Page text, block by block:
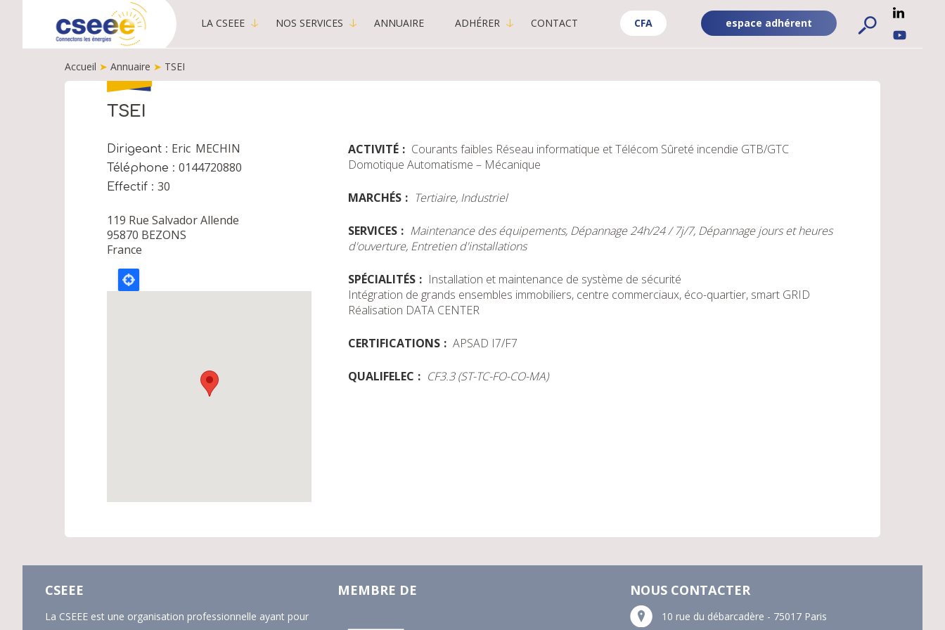
MENU
PUBLIC
LA CSEEE NOS SERVICES ANNUAIRE ADHÉRER CONTACT
ADHÉRENT
-
espace adhérent
CFA
-
CFA
FIL
D'ARIANE
Accueil ➤ Annuaire ➤ TSEI
TSEI
Dirigeant Eric MECHIN
Téléphone 0144720880
Effectif 30
119 Rue Salvador Allende
95870 BEZONS
France
ACTIVITÉ Courants faibles Réseau informatique et Télécom Sûreté incendie GTB/GTC
DomotiqueAutomatisme – Mécanique
MARCHÉS Tertiaire, Industriel
SERVICES
Maintenance des équipements, Dépannage 24h/24 / 7j/7, Dépannage jours et heures
d'ouverture, Entretien d'installations
SPÉCIALITÉS
Installation et maintenance de système de sécurité
Intégration de grands ensembles immobiliers, centre commerciaux, éco-quartier, smart GRID
Réalisation DATA CENTER
CERTIFICATIONS APSAD I7/F7
QUALIFELEC CF3.3 (ST-TC-FO-CO-MA)
CSEEE
La CSEEE est une organisation professionnelle ayant pour
MEMBRE DE NOUS CONTACTER
10 rue du débarcadère - 75017 Paris